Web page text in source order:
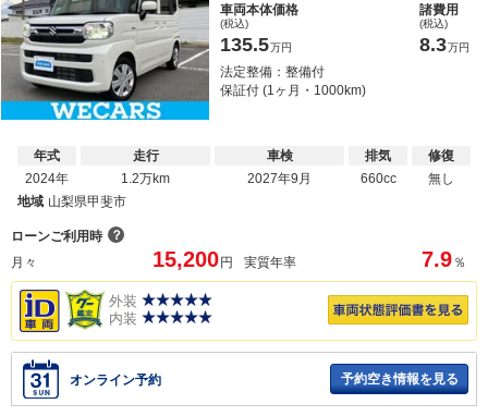
車両本体価格
(税込)
135.5万円
諸費用
(税込)
8.3万円
法定整備：整備付
保証付 (1ヶ月・1000km)
年式
2024年
走行
1.2万km
車検
2027年9月
排気
660cc
修復
無し
地域 山梨県甲斐市
ローンご利用時 ？
月々
15,200 円 実質年率 7.9 ％
外装
内装
オンライン予約 予約空き情報を見る